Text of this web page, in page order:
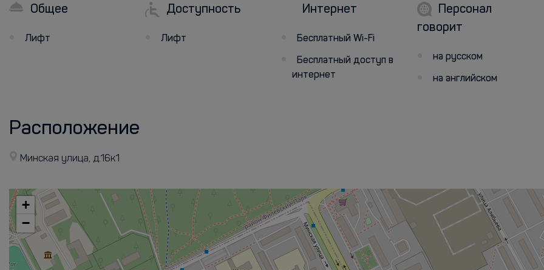
Общее
Лифт
Доступность
Лифт
Интернет
Бесплатный Wi-Fi
Бесплатный доступ в
интернет
Персонал
говорит
на русском
на английском
Расположение
Минская улица, д.16к1
+
−